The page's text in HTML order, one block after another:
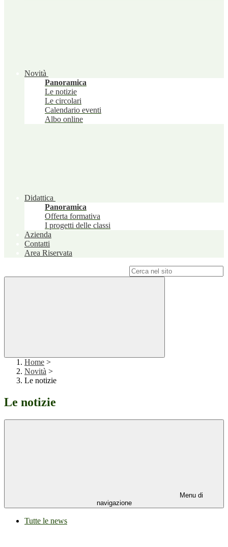
Novità
Panoramica
Le notizie
Le circolari
Calendario eventi
Albo online
Didattica
Panoramica
Offerta formativa
I progetti delle classi
Azienda
Contatti
Area Riservata
Home >
Novità >
Le notizie
Le notizie
Menu di
navigazione
Tutte le news